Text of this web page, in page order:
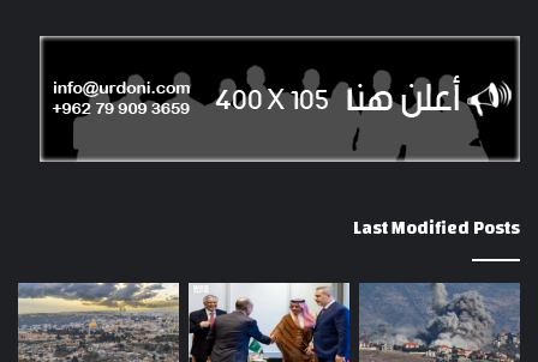
Last Modified Posts